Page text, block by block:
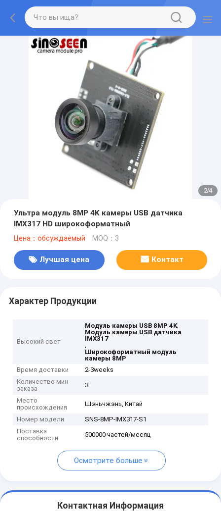
2/4
Ультра модуль 8MP 4K камеры USB датчика
IMX317 HD широкоформатный
Цена：обсуждаемый MOQ：3
Лучшая цена Контакт
Характер Продукции
Высокий свет
Модуль камеры USB 8MP 4K,
Модуль камеры USB датчика
IMX317
,
Широкоформатный модуль
камеры 8MP
Время доставки
2-3weeks
Количество мин
заказа
3
Место
происхождения
Шэньчжэнь, Китай
Номер модели
SNS-8MP-IMX317-S1
Поставка
способности
500000 частей/месяц
Осмотрите больше
Контактная Информация